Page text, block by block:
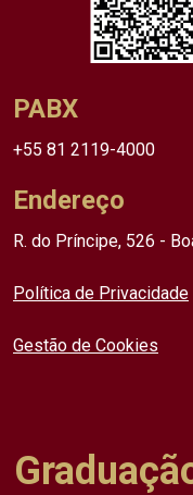
PABX
+55 81 2119-4000
Endereço
R. do Príncipe, 526 -
Política de Privacidade
Gestão de Cookies